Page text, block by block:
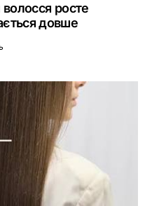
росте
довше